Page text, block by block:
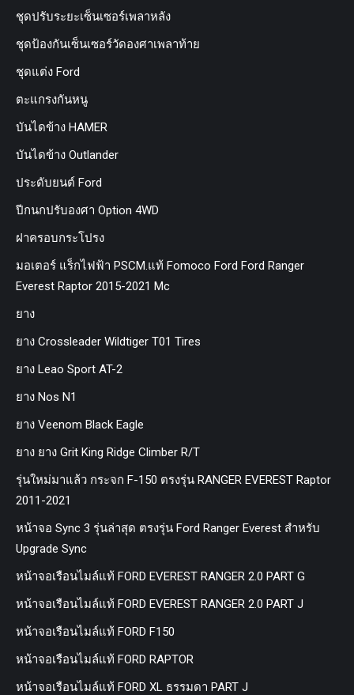
ชุดปรับระยะเซ็นเซอร์เพลาหลัง
ชุดป้องกันเซ็นเซอร์วัดองศาเพลาท้าย
ชุดแต่ง Ford
ตะแกรงกันหนู
บันไดข้าง HAMER
บันไดข้าง Outlander
ประดับยนต์ Ford
ปีกนกปรับองศา Option 4WD
ฝาครอบกระโปรง
มอเตอร์ แร็กไฟฟ้า PSCM.แท้ Fomoco Ford Ford Ranger
Everest Raptor 2015-2021 Mc
ยาง
ยาง Crossleader Wildtiger T01 Tires
ยาง Leao Sport AT-2
ยาง Nos N1
ยาง Veenom Black Eagle
ยาง ยาง Grit King Ridge Climber R/T
รุ่นใหม่มาแล้ว กระจก F-150 ตรงรุ่น RANGER EVEREST Raptor
2011-2021
หน้าจอ Sync 3 รุ่นล่าสุด ตรงรุ่น Ford Ranger Everest สำหรับ
Upgrade Sync
หน้าจอเรือนไมล์แท้ FORD EVEREST RANGER 2.0 PART G
หน้าจอเรือนไมล์แท้ FORD EVEREST RANGER 2.0 PART J
หน้าจอเรือนไมล์แท้ FORD F150
หน้าจอเรือนไมล์แท้ FORD RAPTOR
หน้าจอเรือนไมล์แท้ FORD XL ธรรมดา PART J